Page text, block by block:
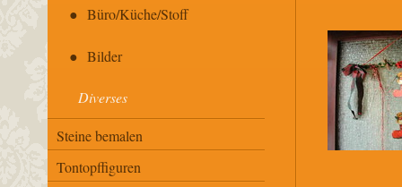
Büro/Küche/Stoff
Bilder
Diverses
Steine bemalen
Tontopffiguren